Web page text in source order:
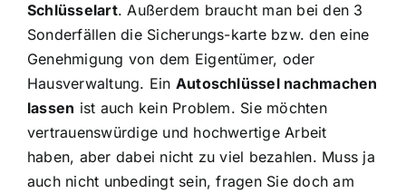
Schlüsselart. Außerdem braucht man bei den 3
Sonderfällen die Sicherungs-karte bzw. den eine
Genehmigung von dem Eigentümer, oder
Hausverwaltung. Ein Autoschlüssel nachmachen
lassen ist auch kein Problem. Sie möchten
vertrauenswürdige und hochwertige Arbeit
haben, aber dabei nicht zu viel bezahlen. Muss ja
auch nicht unbedingt sein, fragen Sie doch am